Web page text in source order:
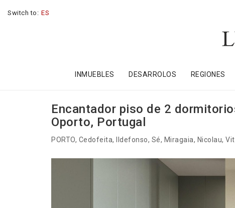
Switch to: ES
INMUEBLES DESARROLOS REGIONES
Encantador piso de 2
Oporto, Portugal
PORTO, Cedofeita, Ildefonso, Sé, Miragaia, Nicolau,